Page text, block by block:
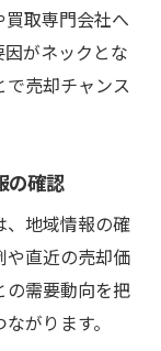
取専門会社へ
がネックとな
売却チャンス
の確認
地域情報の確
や直近の売却価
の需要動向を把
がります。